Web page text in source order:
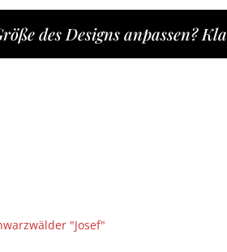
des Designs anpassen?
"Josef"